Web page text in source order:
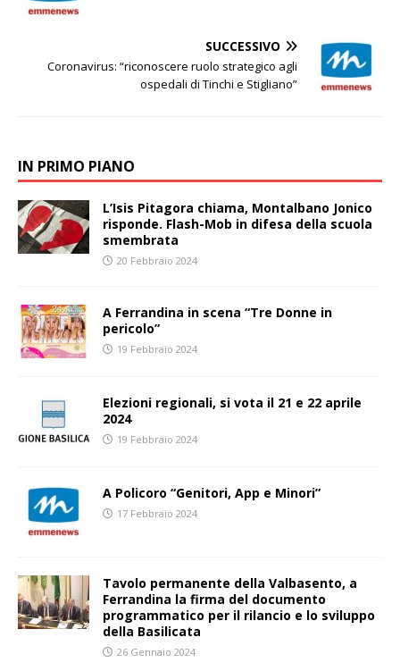
SUCCESSIVO
Coronavirus: “riconoscere ruolo strategico agli
ospedali di Tinchi e Stigliano”
IN PRIMO PIANO
L’Isis Pitagora chiama, Montalbano Jonico
risponde. Flash-Mob in difesa della scuola
smembrata
20 Febbraio 2024
A Ferrandina in scena “Tre Donne in
pericolo”
19 Febbraio 2024
Elezioni regionali, si vota il 21 e 22 aprile
2024
19 Febbraio 2024
A Policoro “Genitori, App e Minori”
17 Febbraio 2024
Tavolo permanente della Valbasento, a
Ferrandina la firma del documento
programmatico per il rilancio e lo sviluppo
della Basilicata
26 Gennaio 2024